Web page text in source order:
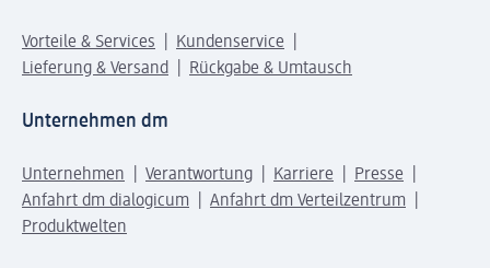
Vorteile & Services
Kundenservice
Lieferung & Versand
Rückgabe & Umtausch
Unternehmen dm
Unternehmen Verantwortung Karriere
Presse
Anfahrt dm dialogicum
Anfahrt dm Verteilzentrum
Produktwelten